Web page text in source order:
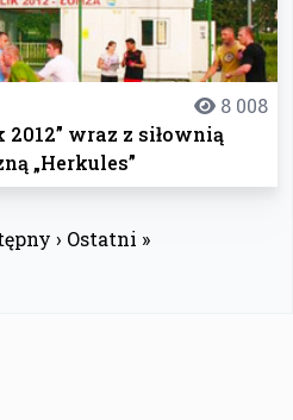
8 008
2012” wraz z siłownią
„Herkules”
› Ostatni »